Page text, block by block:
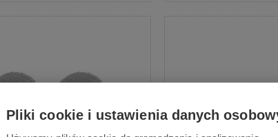
Pliki cookie i ustawienia danych